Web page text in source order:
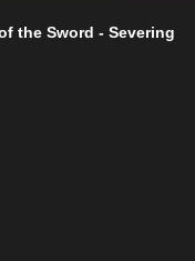
the Sword - Severing